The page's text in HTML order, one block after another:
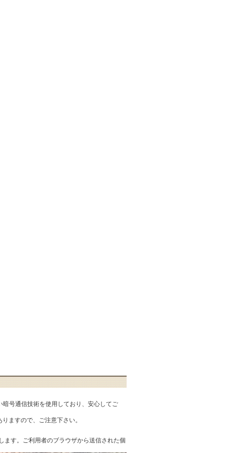
号通信技術を使用しており、安心してご
ますので、ご注意下さい。
ます。ご利用者のブラウザから送信された個